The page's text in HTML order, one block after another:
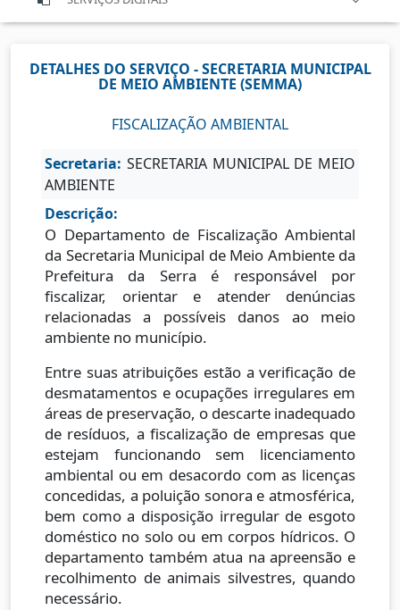
DETALHES DO SERVIÇO - SECRETARIA MUNICIPAL
DE MEIO AMBIENTE (SEMMA)
FISCALIZAÇÃO AMBIENTAL
Secretaria: SECRETARIA MUNICIPAL DE MEIO
AMBIENTE
Descrição:
O Departamento de Fiscalização Ambiental
da Secretaria Municipal de Meio Ambiente da
Prefeitura da Serra é responsável por
fiscalizar, orientar e atender denúncias
relacionadas a possíveis danos ao meio
ambiente no município.
Entre suas atribuições estão a verificação de
desmatamentos e ocupações irregulares em
áreas de preservação, o descarte inadequado
de resíduos, a fiscalização de empresas que
estejam funcionando sem licenciamento
ambiental ou em desacordo com as licenças
concedidas, a poluição sonora e atmosférica,
bem como a disposição irregular de esgoto
doméstico no solo ou em corpos hídricos. O
departamento também atua na apreensão e
recolhimento de animais silvestres, quando
necessário.